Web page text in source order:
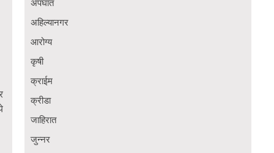
अपघात
अहिल्यानगर
आरोग्य
कृषी
क्राईम
क्रीडा
जाहिरात
जुन्नर